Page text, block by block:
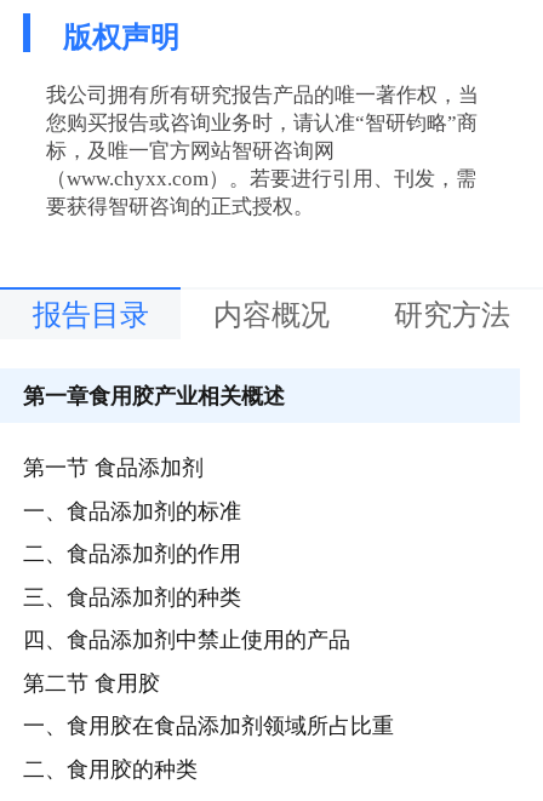
版权声明
我公司拥有所有研究报告产品的唯一著作权，当
您购买报告或咨询业务时，请认准“智研钧略”商
标，及唯一官方网站智研咨询网
（www.chyxx.com）。若要进行引用、刊发，需
要获得智研咨询的正式授权。
报告目录 内容概况 研究方法
第一章食用胶产业相关概述
第一节 食品添加剂
一、食品添加剂的标准
二、食品添加剂的作用
三、食品添加剂的种类
四、食品添加剂中禁止使用的产品
第二节 食用胶
一、食用胶在食品添加剂领域所占比重
二、食用胶的种类